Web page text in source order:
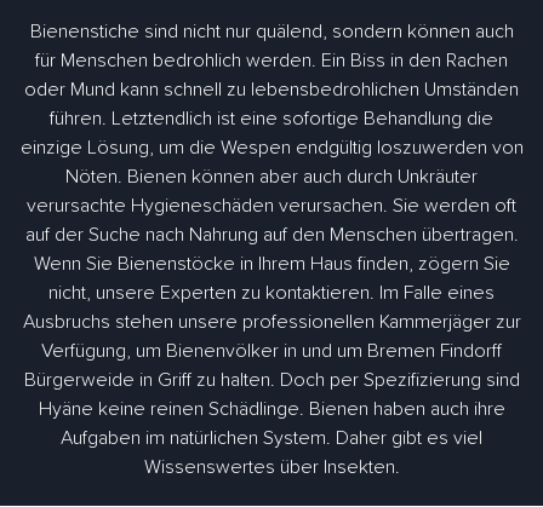
Bienenstiche sind nicht nur quälend, sondern können auch
für Menschen bedrohlich werden. Ein Biss in den Rachen
oder Mund kann schnell zu lebensbedrohlichen Umständen
führen. Letztendlich ist eine sofortige Behandlung die
einzige Lösung, um die Wespen endgültig loszuwerden von
Nöten. Bienen können aber auch durch Unkräuter
verursachte Hygieneschäden verursachen. Sie werden oft
auf der Suche nach Nahrung auf den Menschen übertragen.
Wenn Sie Bienenstöcke in Ihrem Haus finden, zögern Sie
nicht, unsere Experten zu kontaktieren. Im Falle eines
Ausbruchs stehen unsere professionellen Kammerjäger zur
Verfügung, um Bienenvölker in und um Bremen Findorff
Bürgerweide in Griff zu halten. Doch per Spezifizierung sind
Hyäne keine reinen Schädlinge. Bienen haben auch ihre
Aufgaben im natürlichen System. Daher gibt es viel
Wissenswertes über Insekten.